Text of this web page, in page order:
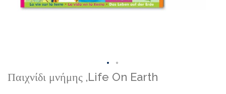
Παιχνίδι μνήμης ,Life On Earth
Skip